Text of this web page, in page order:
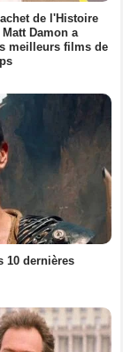
de l'Histoire
Damon a
meilleurs films de
10 dernières